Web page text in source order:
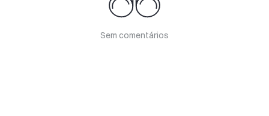
Sem comentários